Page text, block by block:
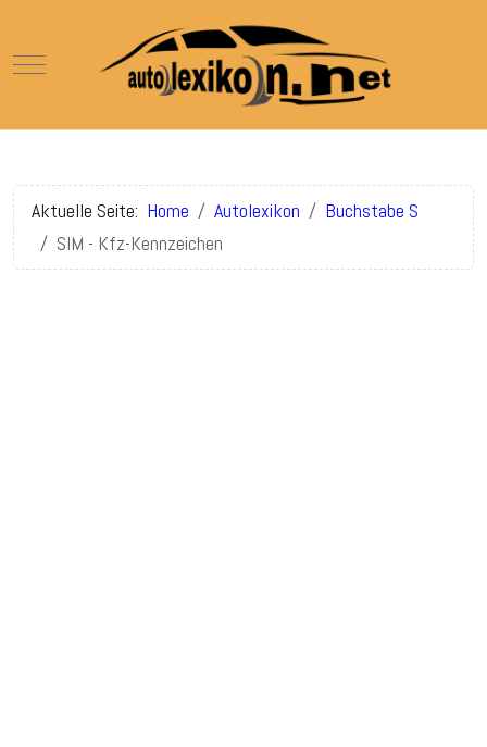
Mobile Menu Toggle
Aktuelle Seite: Home Autolexikon
Buchstabe S
SIM - Kfz-Kennzeichen